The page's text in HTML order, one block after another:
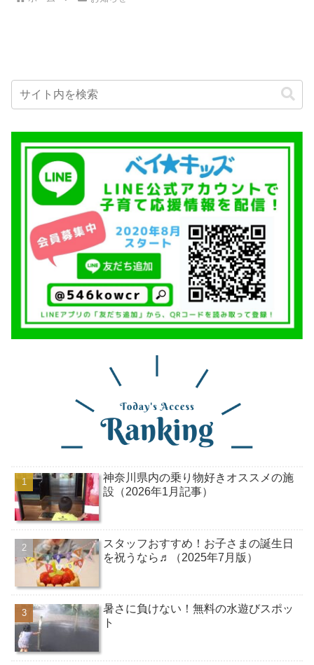
神奈川県内の乗り物好きオススメの施
設（2026年1月記事）
スタッフおすすめ！お子さまの誕生日
を祝うなら♬（2025年7月版）
暑さに負けない！無料の水遊びスポッ
ト